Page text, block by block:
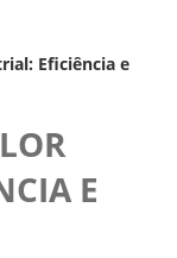
Eficiência e
E